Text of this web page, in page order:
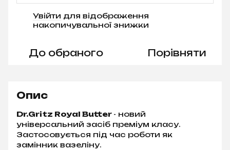
Увійти для відображення
накопичувальної знижки
До обраного Порівняти
Опис
Dr.Gritz Royal Butter - новий
універсальний засіб преміум класу.
Застосовується під час роботи як
замінник вазеліну.